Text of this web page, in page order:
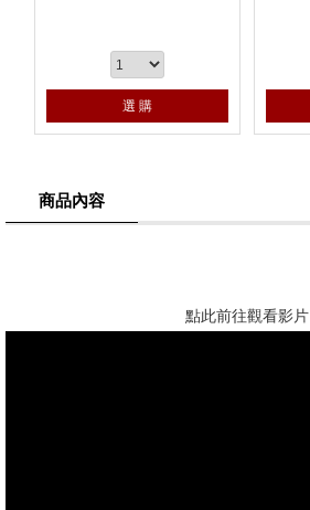
選 購
商品內容
點此前往觀看影片